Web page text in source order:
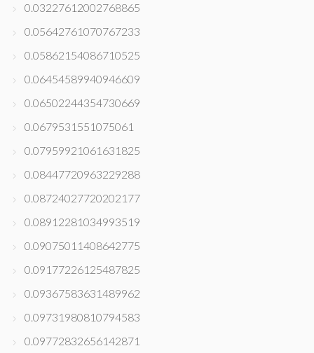
0.03227612002768865
0.05642761070767233
0.05862154086710525
0.06454589940946609
0.06502244354730669
0.0679531551075061
0.07959921061631825
0.08447720963229288
0.08724027720202177
0.08912281034993519
0.09075011408642775
0.09177226125487825
0.09367583631489962
0.09731980810794583
0.09772832656142871